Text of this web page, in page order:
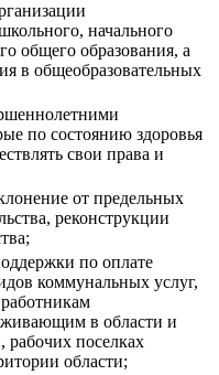
начального
общего образования, а
в общеобразовательных
по состоянию здоровья
свои права и
от предельных
реконструкции
по оплате
коммунальных услуг,
в области и
рабочих поселках
области;